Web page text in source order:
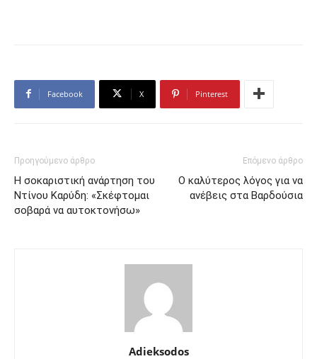
Facebook X Pinterest
Προηγούμενο άρθρο
Η σοκαριστική ανάρτηση του
Ντίνου Καρύδη: «Σκέφτομαι
σοβαρά να αυτοκτονήσω»
Επόμενο άρθρο
Ο καλύτερος λόγος για να
ανέβεις στα Βαρδούσια
Adieksodos